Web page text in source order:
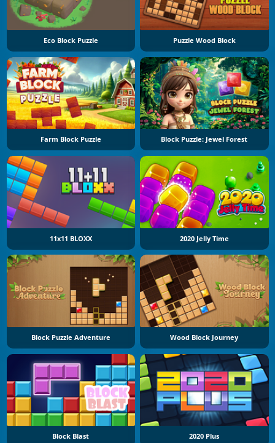
Eco Block Puzzle Puzzle Wood Block
Farm Block Puzzle Block Puzzle: Jewel Forest
11x11 BLOXX 2020 Jelly Time
Block Puzzle Adventure Wood Block Journey
Block Blast 2020 Plus